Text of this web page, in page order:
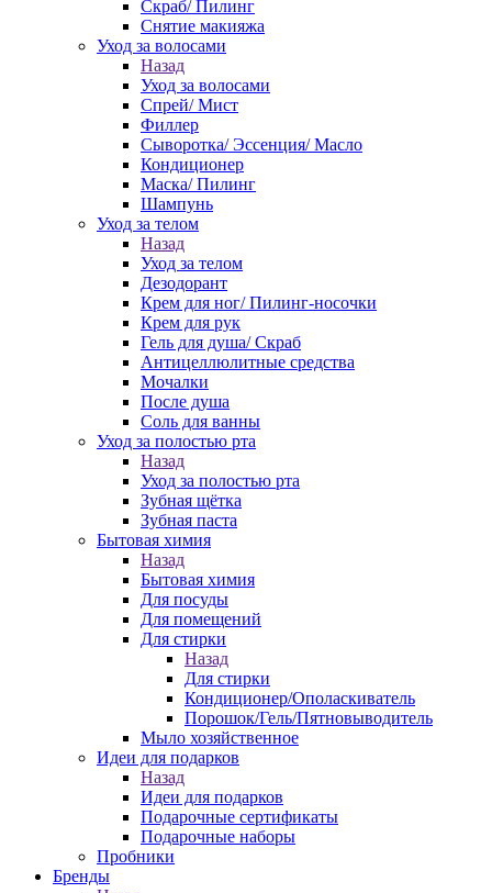
Скраб/ Пилинг
Снятие макияжа
Уход за волосами
Назад
Уход за волосами
Спрей/ Мист
Филлер
Сыворотка/ Эссенция/ Масло
Кондиционер
Маска/ Пилинг
Шампунь
Уход за телом
Назад
Уход за телом
Дезодорант
Крем для ног/ Пилинг-носочки
Крем для рук
Гель для душа/ Скраб
Антицеллюлитные средства
Мочалки
После душа
Соль для ванны
Уход за полостью рта
Назад
Уход за полостью рта
Зубная щётка
Зубная паста
Бытовая химия
Назад
Бытовая химия
Для посуды
Для помещений
Для стирки
Назад
Для стирки
Кондиционер/Ополаскиватель
Порошок/Гель/Пятновыводитель
Мыло хозяйственное
Идеи для подарков
Назад
Идеи для подарков
Подарочные сертификаты
Подарочные наборы
Пробники
Бренды